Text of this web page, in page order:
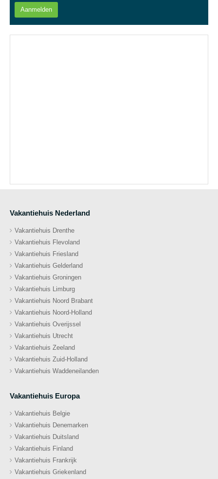
Aanmelden
Vakantiehuis Nederland
Vakantiehuis Drenthe
Vakantiehuis Flevoland
Vakantiehuis Friesland
Vakantiehuis Gelderland
Vakantiehuis Groningen
Vakantiehuis Limburg
Vakantiehuis Noord Brabant
Vakantiehuis Noord-Holland
Vakantiehuis Overijssel
Vakantiehuis Utrecht
Vakantiehuis Zeeland
Vakantiehuis Zuid-Holland
Vakantiehuis Waddeneilanden
Vakantiehuis Europa
Vakantiehuis Belgie
Vakantiehuis Denemarken
Vakantiehuis Duitsland
Vakantiehuis Finland
Vakantiehuis Frankrijk
Vakantiehuis Griekenland